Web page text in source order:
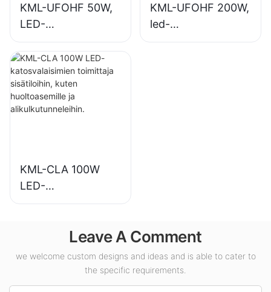
KML-UFOHF 50W,
LED-
korkeasäteilijöiden
valaisintoimittaja
teollisuuslaitoksiin,
varastoihin ja
muihin
KML-UFOHF 200W,
led-
syväsäteilijävalaisin
KML-CLA 100W
LED-
katosvalaisimien
sisätiloihin, kuten
huoltoasemille ja
alikulkutunneleihin.
Leave A Comment
we welcome custom designs and ideas and is able to cater to
the specific requirements.